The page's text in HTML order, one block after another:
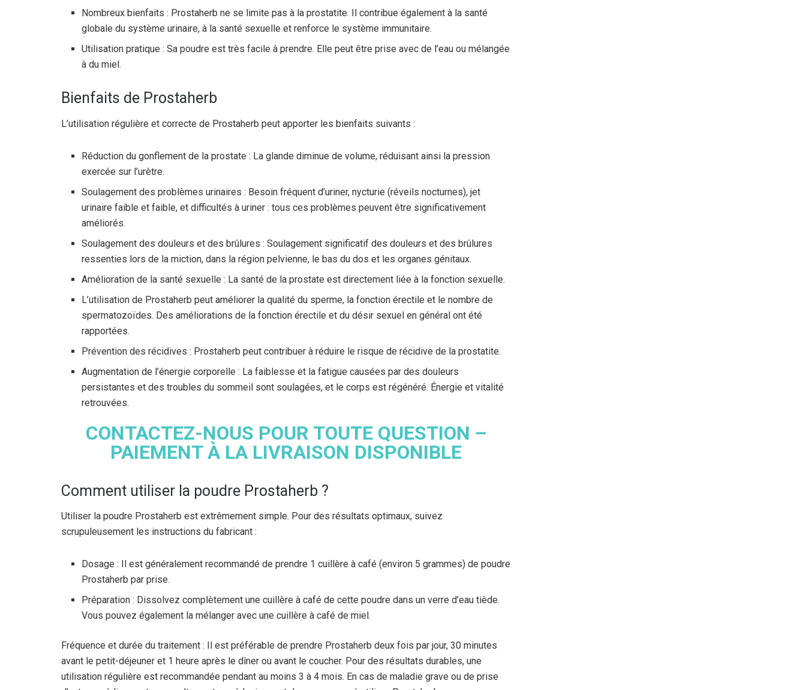
Nombreux bienfaits : Prostaherb ne se limite pas à la prostatite. Il contribue également à la santé
globale du système urinaire, à la santé sexuelle et renforce le système immunitaire.
Utilisation pratique : Sa poudre est très facile à prendre. Elle peut être prise avec de l’eau ou mélangée
à du miel.
Bienfaits de Prostaherb
L’utilisation régulière et correcte de Prostaherb peut apporter les bienfaits suivants :
Réduction du gonflement de la prostate : La glande diminue de volume, réduisant ainsi la pression
exercée sur l’urètre.
Soulagement des problèmes urinaires : Besoin fréquent d’uriner, nycturie (réveils nocturnes), jet
urinaire faible et faible, et difficultés à uriner : tous ces problèmes peuvent être significativement
améliorés.
Soulagement des douleurs et des brûlures : Soulagement significatif des douleurs et des brûlures
ressenties lors de la miction, dans la région pelvienne, le bas du dos et les organes génitaux.
Amélioration de la santé sexuelle : La santé de la prostate est directement liée à la fonction sexuelle.
L’utilisation de Prostaherb peut améliorer la qualité du sperme, la fonction érectile et le nombre de
spermatozoïdes. Des améliorations de la fonction érectile et du désir sexuel en général ont été
rapportées.
Prévention des récidives : Prostaherb peut contribuer à réduire le risque de récidive de la prostatite.
Augmentation de l’énergie corporelle : La faiblesse et la fatigue causées par des douleurs
persistantes et des troubles du sommeil sont soulagées, et le corps est régénéré. Énergie et vitalité
retrouvées.
CONTACTEZ-NOUS POUR TOUTE QUESTION –
PAIEMENT À LA LIVRAISON DISPONIBLE
Comment utiliser la poudre Prostaherb ?
Utiliser la poudre Prostaherb est extrêmement simple. Pour des résultats optimaux, suivez
scrupuleusement les instructions du fabricant :
Dosage : Il est généralement recommandé de prendre 1 cuillère à café (environ 5 grammes) de poudre
Prostaherb par prise.
Préparation : Dissolvez complètement une cuillère à café de cette poudre dans un verre d’eau tiède.
Vous pouvez également la mélanger avec une cuillère à café de miel.
Fréquence et durée du traitement : Il est préférable de prendre Prostaherb deux fois par jour, 30 minutes
avant le petit-déjeuner et 1 heure après le dîner ou avant le coucher. Pour des résultats durables, une
utilisation régulière est recommandée pendant au moins 3 à 4 mois. En cas de maladie grave ou de prise